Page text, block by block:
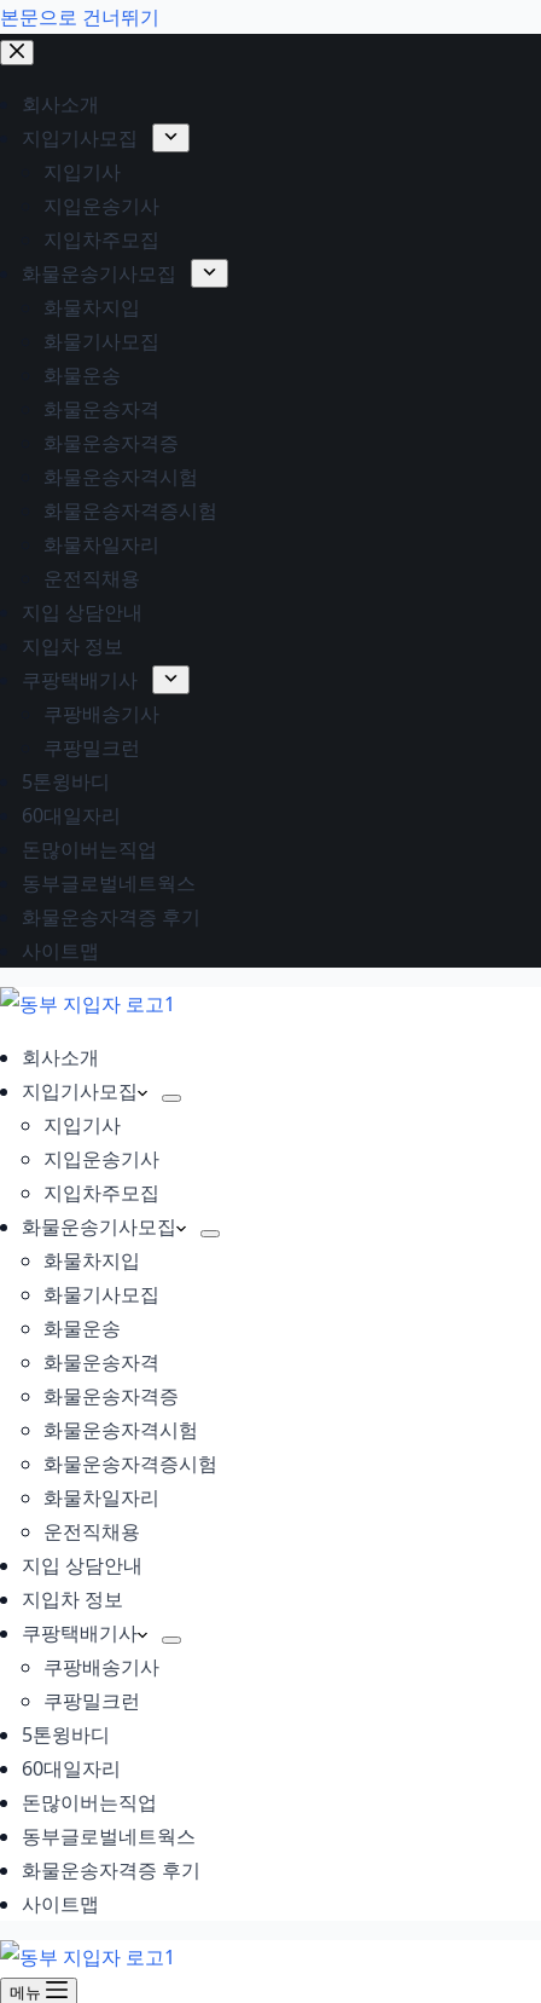
본문으로 건너뛰기
회사소개
지입기사모집
지입기사
지입운송기사
지입차주모집
화물운송기사모집
화물차지입
화물기사모집
화물운송
화물운송자격
화물운송자격증
화물운송자격시험
화물운송자격증시험
화물차일자리
운전직채용
지입 상담안내
지입차 정보
쿠팡택배기사
쿠팡배송기사
쿠팡밀크런
5톤윙바디
60대일자리
돈많이버는직업
동부글로벌네트웍스
화물운송자격증 후기
사이트맵
회사소개
지입기사모집
지입기사
지입운송기사
지입차주모집
화물운송기사모집
화물차지입
화물기사모집
화물운송
화물운송자격
화물운송자격증
화물운송자격시험
화물운송자격증시험
화물차일자리
운전직채용
지입 상담안내
지입차 정보
쿠팡택배기사
쿠팡배송기사
쿠팡밀크런
5톤윙바디
60대일자리
돈많이버는직업
동부글로벌네트웍스
화물운송자격증 후기
사이트맵
메뉴